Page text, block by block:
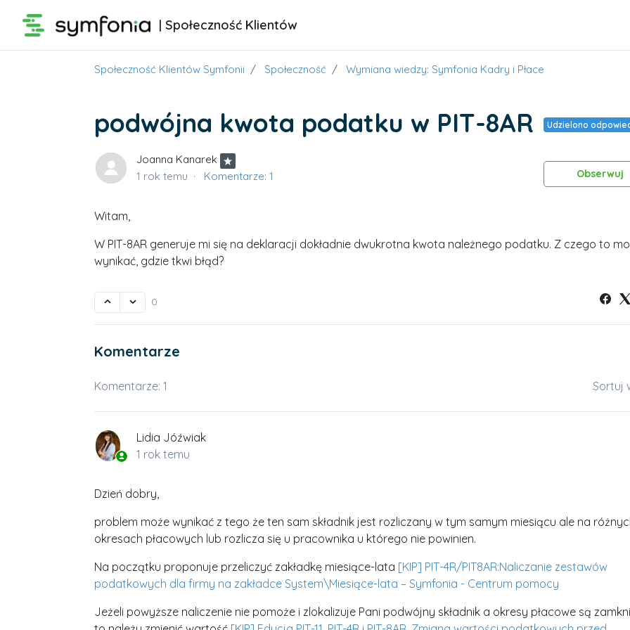
| Społeczność Klientów
Społeczność Klientów Symfonii Społeczność Wymiana wiedzy: Symfonia Kadry i Płace
podwójna kwota podatku w PIT-8AR Udzielono
Joanna Kanarek
1 rok temu
Komentarze: 1 Obserwuj
Witam,
W PIT-8AR generuje mi się na deklaracji dokładnie dwukrotna kwota należnego podatku. Z czego to
wynikać, gdzie tkwi błąd?
0
Komentarze
Komentarze: 1 Sortuj
Lidia Jóźwiak
1 rok temu
Dzień dobry,
problem może wynikać z tego że ten sam składnik jest rozliczany w tym samym miesiącu ale na
okresach płacowych lub rozlicza się u pracownika u którego nie powinien.
Na początku proponuje przeliczyć zakładkę miesiące-lata [KIP] PIT-4R/PIT8AR:Naliczanie zestawów
podatkowych dla firmy na zakładce System\Miesiące-lata – Symfonia - Centrum pomocy
Jeżeli powyższe naliczenie nie pomoże i zlokalizuje Pani podwójny składnik a okresy płacowe są